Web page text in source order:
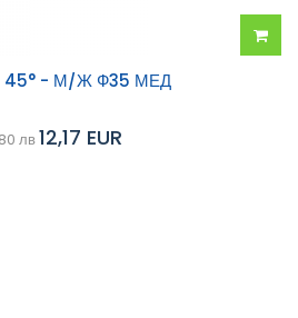
- М/Ж Ф35 МЕД
лв12,17 EUR